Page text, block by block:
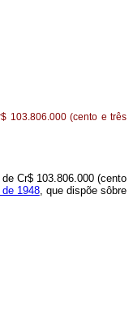
103.806.000 (cento e três
Cr$ 103.806.000 (cento
1948, que dispõe sôbre